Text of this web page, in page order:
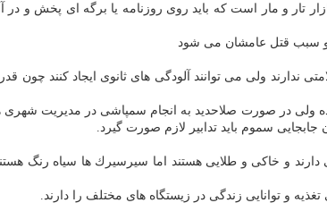
تار و مار است كه باید روی روزنامه یا برگه ای پخش و در
و سبب قتل عامشان می شود
ندارند ولی می توانند آلودگی های ثانوی ایجاد كنند چون
ولی در صورت صلاحدید به انجام سمپاشی در مدیریت شهری
جابجایی سموم باید تدابیر لازم صورت گیرد.
و خاكی و طلایی هستند اما سیرسیرك ها سیاه رنگ
و توانایی زندگی در زیستگاه های مختلف را دارند.